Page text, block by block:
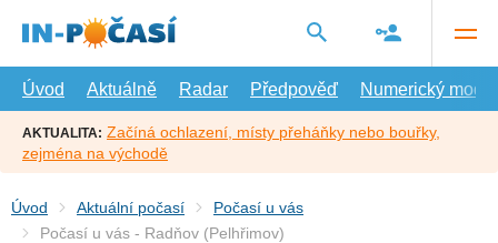
hlavní
Úvod
Aktuálně Radar Předpověď Numerický model
AKTUALITA: Začíná ochlazení, místy přeháňky nebo bouřky,
zejména na východě
Úvod Aktuální počasí
Počasí u vás
Počasí u vás - Radňov (Pelhřimov)